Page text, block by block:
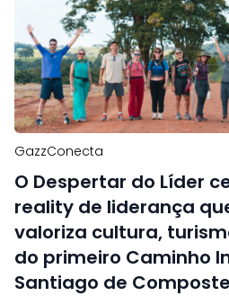
GazzConecta
O Despertar do Líder
reality de liderança
valoriza cultura,
do primeiro Caminho
Santiago de